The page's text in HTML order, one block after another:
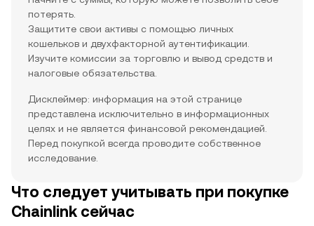
потерять.
Защитите свои активы с помощью личных
кошельков и двухфакторной аутентификации.
Изучите комиссии за торговлю и вывод средств и
налоговые обязательства.
Дисклеймер: информация на этой странице
представлена исключительно в информационных
целях и не является финансовой рекомендацией.
Перед покупкой всегда проводите собственное
исследование.
Что следует учитывать при покупке
Chainlink сейчас